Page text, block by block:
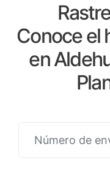
Conoce el
en